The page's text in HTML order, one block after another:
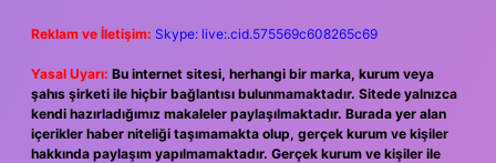
Reklam ve İletişim: Skype: live:.cid.575569c608265c69
Yasal Uyarı: Bu internet sitesi, herhangi bir marka, kurum veya
şahıs şirketi ile hiçbir bağlantısı bulunmamaktadır. Sitede yalnızca
kendi hazırladığımız makaleler paylaşılmaktadır. Burada yer alan
içerikler haber niteliği taşımamakta olup, gerçek kurum ve kişiler
hakkında paylaşım yapılmamaktadır. Gerçek kurum ve kişiler ile